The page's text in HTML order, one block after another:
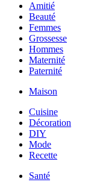
Amitié
Beauté
Femmes
Grossesse
Hommes
Maternité
Paternité
Maison
Cuisine
Décoration
DIY
Mode
Recette
Santé